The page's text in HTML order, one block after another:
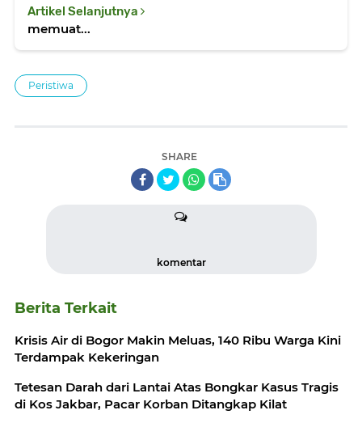
Artikel Selanjutnya
memuat...
Peristiwa
SHARE
komentar
Berita Terkait
Krisis Air di Bogor Makin Meluas, 140 Ribu Warga Kini
Terdampak Kekeringan
Tetesan Darah dari Lantai Atas Bongkar Kasus Tragis
di Kos Jakbar, Pacar Korban Ditangkap Kilat